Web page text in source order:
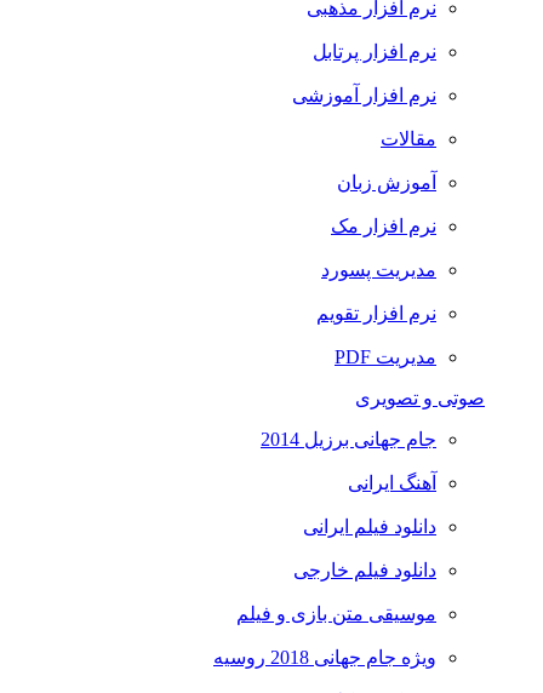
نرم افزار مذهبی
نرم افزار پرتابل
نرم افزار آموزشی
مقالات
آموزش زبان
نرم افزار مک
مدیریت پسورد
نرم افزار تقویم
مدیریت PDF
صوتی و تصویری
جام جهانی برزیل 2014
آهنگ ایرانی
دانلود فیلم ایرانی
دانلود فیلم خارجی
موسیقی متن بازی و فیلم
ویژه جام جهانی 2018 روسیه